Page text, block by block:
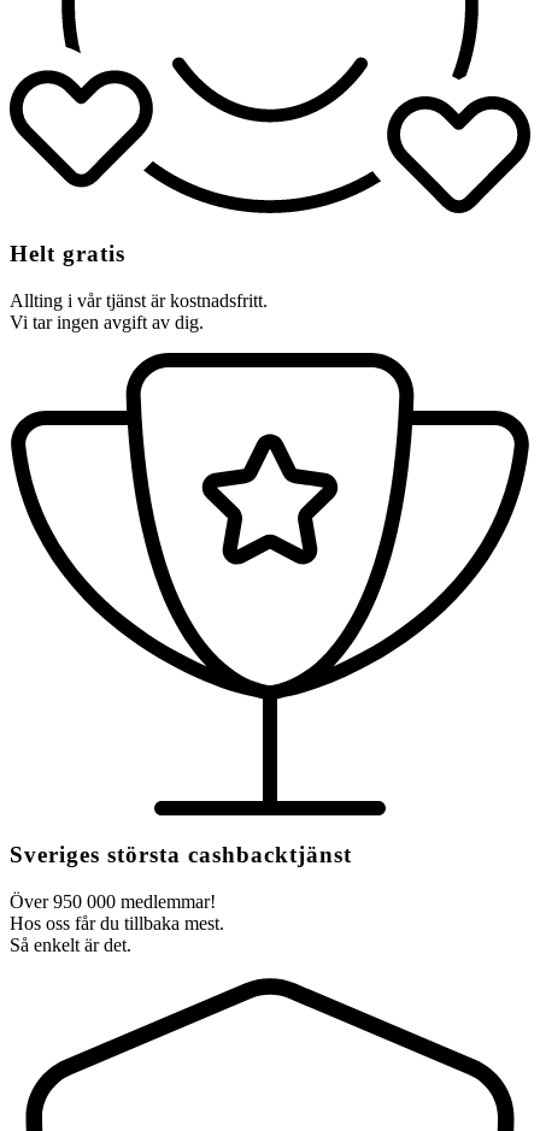
Helt gratis
Allting i vår tjänst är kostnadsfritt.
Vi tar ingen avgift av dig.
Sveriges största cashbacktjänst
Över 950 000 medlemmar!
Hos oss får du tillbaka mest.
Så enkelt är det.